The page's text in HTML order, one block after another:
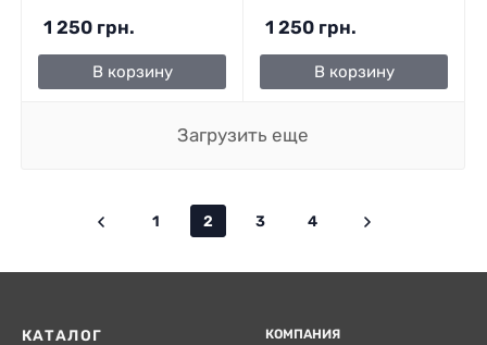
1 250 грн.
В корзину
1 250 грн.
В корзину
Загрузить еще
1 2 3 4
КАТАЛОГ КОМПАНИЯ